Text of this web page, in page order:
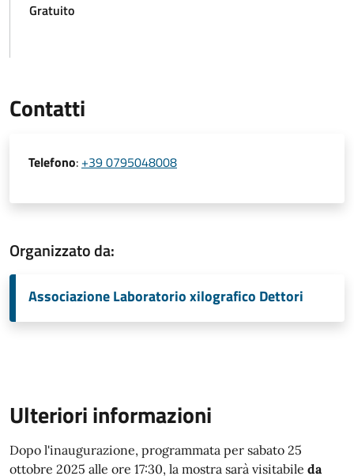
Gratuito
Contatti
Telefono: +39 0795048008
Organizzato da:
Associazione Laboratorio xilografico Dettori
Ulteriori informazioni
Dopo l'inaugurazione, programmata per sabato 25
ottobre 2025 alle ore 17:30, la mostra sarà visitabile da